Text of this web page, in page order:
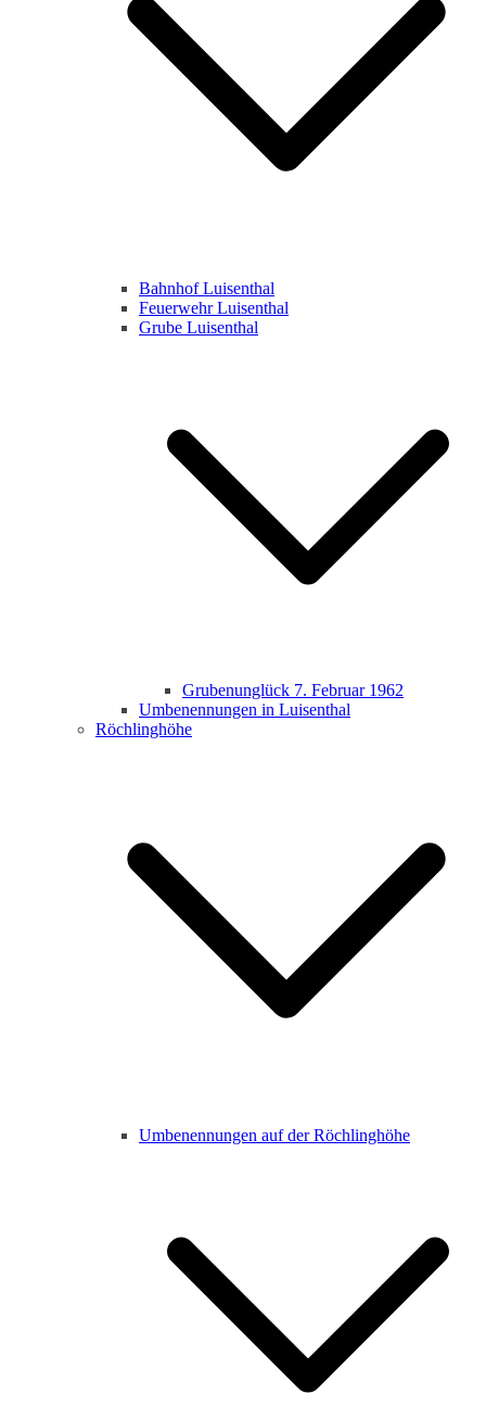
Bahnhof Luisenthal
Feuerwehr Luisenthal
Grube Luisenthal
Grubenunglück 7. Februar 1962
Umbenennungen in Luisenthal
Röchlinghöhe
Umbenennungen auf der Röchlinghöhe